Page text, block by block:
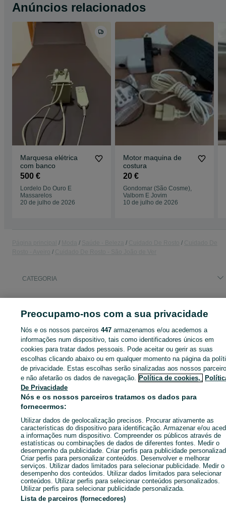
Anúncios relacionados
Marquesa elétrica
com banco
500 €
Lordelo Do Ouro E
Massarelos
20 de julho de 2026
Motor maquina de
costura
20 €
Gondomar (São Cosme),
Valbom E Jovim
10 de julho de 2026
CATEGORIA
Entra na tua conta OLX ou cria uma nova para contactares
anunciante
Entrar ou criar conta
Enviar mensagem
Preocupamo-nos com a sua privacidade
Nós e os nossos parceiros447 armazenamos e/ou acedemos a
informações num dispositivo, tais como identificadores únicos em
cookies para tratar dados pessoais. Pode aceitar ou gerir as suas
escolhas clicando abaixo ou em qualquer momento na página da
de privacidade. Estas escolhas serão sinalizadas aos nossos
e não afetarão os dados de navegação. Política de cookies,
De Privacidade
Nós e os nossos parceiros tratamos os dados para
fornecermos:
Utilizar dados de geolocalização precisos. Procurar ativamente as
características do dispositivo para identificação. Armazenar e/ou
a informações num dispositivo. Compreender os públicos através de
estatísticas ou combinações de dados de diferentes fontes. Medir o
desempenho da publicidade. Criar perfis para publicidade
Criar perfis para personalizar conteúdos. Desenvolver e melhorar
serviços. Utilizar dados limitados para selecionar publicidade. Medir o
desempenho dos conteúdos. Utilizar dados limitados para selecionar
conteúdos. Utilizar perfis para selecionar conteúdos personalizados.
Utilizar perfis para selecionar publicidade personalizada.
Lista de parceiros (fornecedores)